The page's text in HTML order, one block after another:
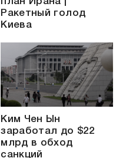
Ракетный голод
Киева
Ким Чен Ын
заработал до $22
млрд в обход
санкций